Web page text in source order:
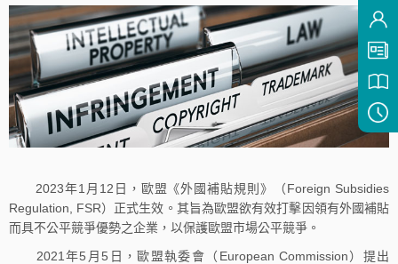
2023年1月12日，歐盟《外國補貼規則》（Foreign Subsidies
Regulation, FSR）正式生效。其旨為歐盟欲有效打擊因領有外國補貼
而具不公平競爭優勢之企業，以保護歐盟市場公平競爭。
2021年5月5日，歐盟執委會（European Commission）提出